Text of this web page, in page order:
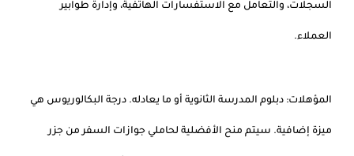
السجلات، والتعامل مع الاستفسارات الهاتفية، وإدارة طوابير
العملاء.
المؤهلات: دبلوم المدرسة الثانوية أو ما يعادله. درجة البكالوريوس هي
ميزة إضافية. سيتم منح الأفضلية لحاملي جوازات السفر من جزر